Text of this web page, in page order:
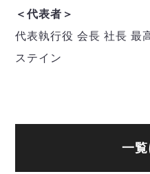
＜代表者＞
代表執行役 会長 社長 最
ステイン
一